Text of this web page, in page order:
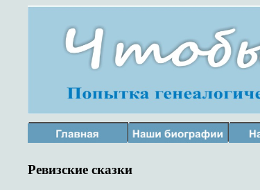
Ревизские сказки